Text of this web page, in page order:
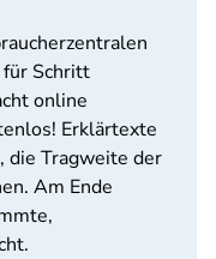
Schritt
online
Erklärtexte
die Tragweite der
Am Ende